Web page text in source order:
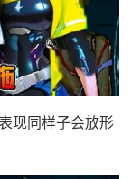
现同样子会放形